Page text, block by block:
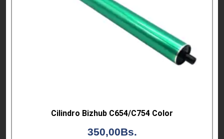
Cilindro Bizhub C654/C754 Color
350,00Bs.